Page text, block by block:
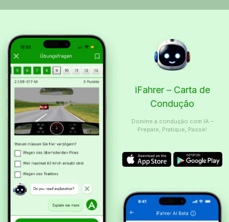
iFahrer – Carta de
Condução
Domine a condução com IA –
Prepare, Pratique, Passe!